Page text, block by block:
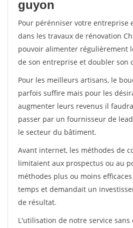
guyon
Pour pérénniser votre entreprise
dans les travaux de rénovation
pouvoir alimenter régulièrement
de son entreprise et doubler son
Pour les meilleurs artisans, le
parfois suffire mais pour les
augmenter leurs revenus il
passer par un fournisseur de
le secteur du bâtiment.
Avant internet, les méthodes de
limitaient aux prospectus ou au
méthodes plus ou moins
temps et demandait un
de résultat.
L'utilisation de notre service sans